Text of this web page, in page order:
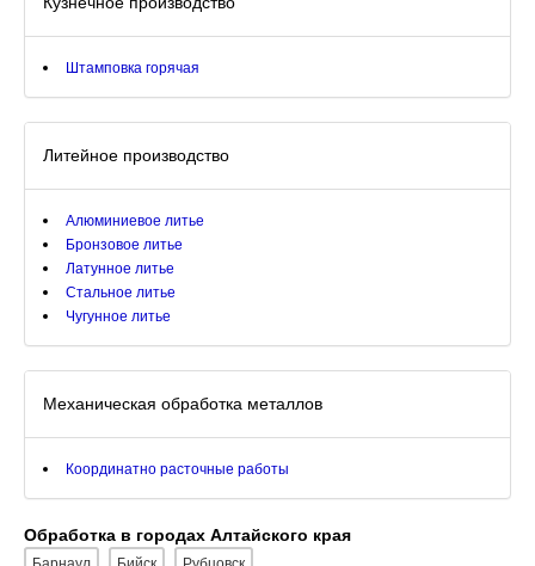
Штамповка горячая
Литейное производство
Алюминиевое литье
Бронзовое литье
Латунное литье
Стальное литье
Чугунное литье
Механическая обработка металлов
Координатно расточные работы
Обработка в городах Алтайского края